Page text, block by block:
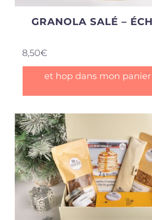
GRANOLA SALÉ –
8,50€
et hop dans mon panier